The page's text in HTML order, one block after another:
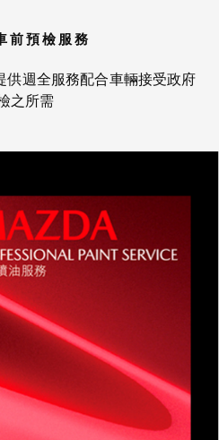
前預檢服務
供週全服務配合車輛接受政府
之所需